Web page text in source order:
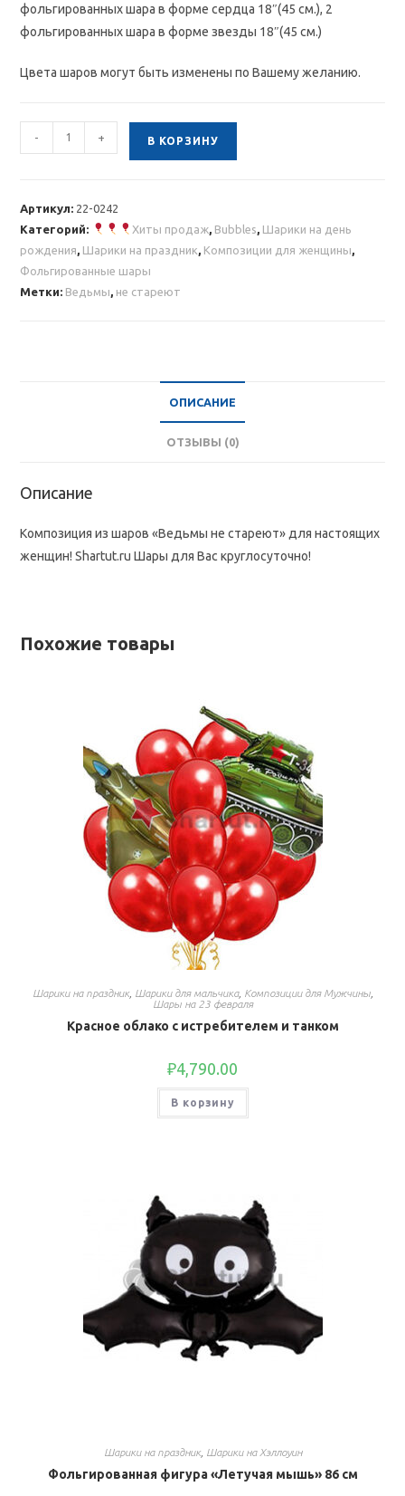
фольгированных шара в форме сердца 18″(45 см.), 2
фольгированных шара в форме звезды 18″(45 см.)
Цвета шаров могут быть изменены по Вашему желанию.
Количество
товара
не
стареют"
- + В КОРЗИНУ
Артикул: 22-0242
Категорий:
Хиты продаж, Bubbles, Шарики на день
рождения, Шарики на праздник, Композиции для женщины,
Фольгированные шары
Метки: Ведьмы, не стареют
ОПИСАНИЕ
ОТЗЫВЫ (0)
Описание
Композиция из шаров «Ведьмы не стареют» для настоящих
женщин! Shartut.ru Шары для Вас круглосуточно!
Похожие товары
Шарики на праздник, Шарики для мальчика, Композиции для Мужчины,
Шары на 23 февраля
Красное облако с истребителем и танком
₽4,790.00
В корзину
Шарики на праздник, Шарики на Хэллоуин
Фольгированная фигура «Летучая мышь» 86 см